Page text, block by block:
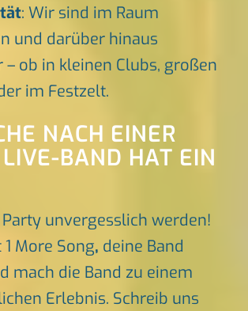
: Wir sind im Raum
und darüber hinaus
– ob in kleinen Clubs, großen
im Festzelt.
NACH EINER
BAND HAT EIN
unvergesslich werden!
More Song, deine Band
mach die Band zu einem
Erlebnis. Schreib uns